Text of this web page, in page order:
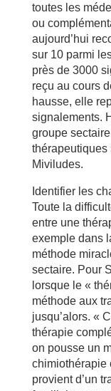
toutes les
ou
aujourd’hui
sur 10 parmi
près de 3000
reçu au cours
hausse, elle
signalements.
groupe
thérapeutiques
Miviludes.
Identifier les
Toute la
entre une
exemple dans
méthode
sectaire. Pour
lorsque le «
méthode aux
jusqu’alors. «
thérapie
on pousse un
chimiothérapie
provient d’un